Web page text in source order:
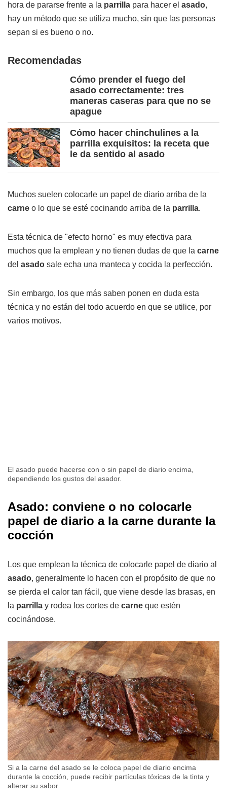
hora de pararse frente a la parrilla para hacer el asado,
hay un método que se utiliza mucho, sin que las personas
sepan si es bueno o no.
Recomendadas
Cómo prender el fuego del
asado correctamente: tres
maneras caseras para que no se
apague
Cómo hacer chinchulines a la
parrilla exquisitos: la receta que
le da sentido al asado
Muchos suelen colocarle un papel de diario arriba de la
carne o lo que se esté cocinando arriba de la parrilla.
Esta técnica de "efecto horno" es muy efectiva para
muchos que la emplean y no tienen dudas de que la carne
del asado sale echa una manteca y cocida la perfección.
Sin embargo, los que más saben ponen en duda esta
técnica y no están del todo acuerdo en que se utilice, por
varios motivos.
El asado puede hacerse con o sin papel de diario encima,
dependiendo los gustos del asador.
Asado: conviene o no colocarle
papel de diario a la carne durante la
cocción
Los que emplean la técnica de colocarle papel de diario al
asado, generalmente lo hacen con el propósito de que no
se pierda el calor tan fácil, que viene desde las brasas, en
la parrilla y rodea los cortes de carne que estén
cocinándose.
Si a la carne del asado se le coloca papel de diario encima
durante la cocción, puede recibir partículas tóxicas de la tinta y
alterar su sabor.